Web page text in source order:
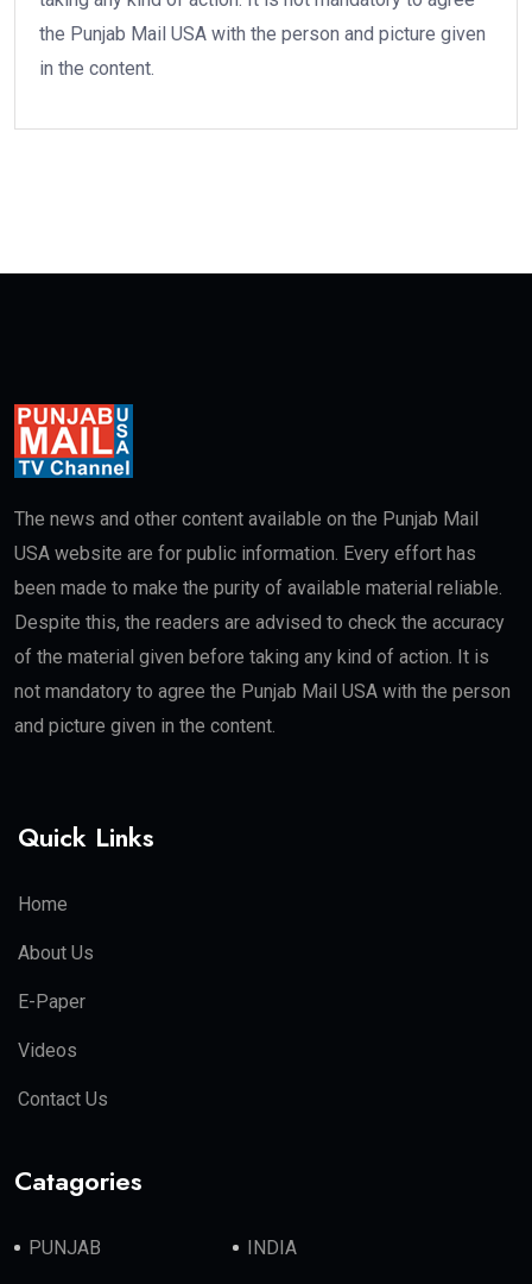
the Punjab Mail USA with the person and picture given
in the content.
The news and other content available on the Punjab Mail
USA website are for public information. Every effort has
been made to make the purity of available material reliable.
Despite this, the readers are advised to check the accuracy
of the material given before taking any kind of action. It is
not mandatory to agree the Punjab Mail USA with the person
and picture given in the content.
Quick Links
Home
About Us
E-Paper
Videos
Contact Us
Catagories
PUNJAB INDIA